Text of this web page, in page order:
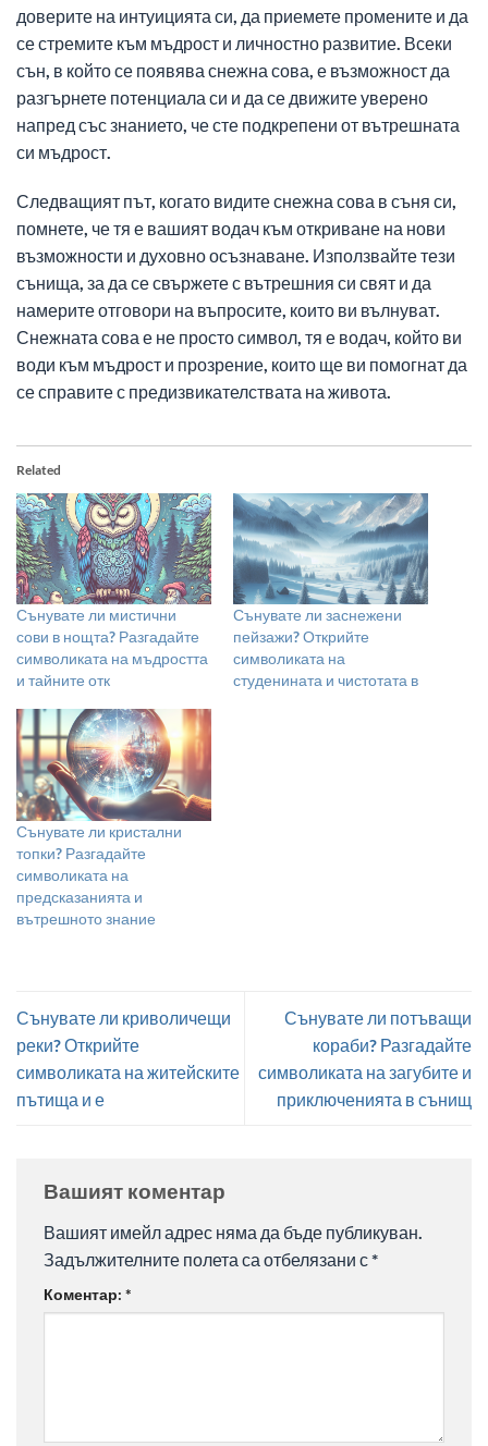
доверите на интуицията си, да приемете промените и да
се стремите към мъдрост и личностно развитие. Всеки
сън, в който се появява снежна сова, е възможност да
разгърнете потенциала си и да се движите уверено
напред със знанието, че сте подкрепени от вътрешната
си мъдрост.
Следващият път, когато видите снежна сова в съня си,
помнете, че тя е вашият водач към откриване на нови
възможности и духовно осъзнаване. Използвайте тези
сънища, за да се свържете с вътрешния си свят и да
намерите отговори на въпросите, които ви вълнуват.
Снежната сова е не просто символ, тя е водач, който ви
води към мъдрост и прозрение, които ще ви помогнат да
се справите с предизвикателствата на живота.
Related
Сънувате ли мистични
сови в нощта? Разгадайте
символиката на мъдростта
и тайните отк
Сънувате ли заснежени
пейзажи? Открийте
символиката на
студенината и чистотата в
Сънувате ли кристални
топки? Разгадайте
символиката на
предсказанията и
вътрешното знание
Сънувате ли криволичещи
реки? Открийте
символиката на житейските
пътища и е
Сънувате ли потъващи
кораби? Разгадайте
символиката на загубите и
приключенията в сънищ
Вашият коментар
Вашият имейл адрес няма да бъде публикуван.
Задължителните полета са отбелязани с*
Коментар: *